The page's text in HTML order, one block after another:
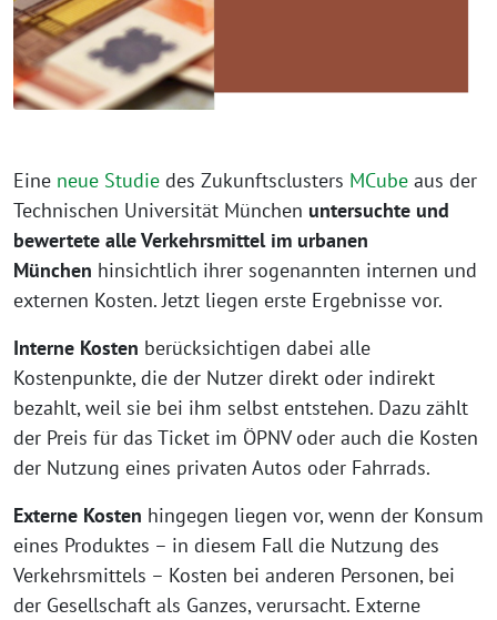
Eine neue Studie des Zukunftsclusters MCube aus der
Technischen Universität München untersuchte und
bewertete alle Verkehrsmittel im urbanen
München hinsichtlich ihrer sogenannten internen und
externen Kosten. Jetzt liegen erste Ergebnisse vor.
Interne Kosten berücksichtigen dabei alle
Kostenpunkte, die der Nutzer direkt oder indirekt
bezahlt, weil sie bei ihm selbst entstehen. Dazu zählt
der Preis für das Ticket im ÖPNV oder auch die Kosten
der Nutzung eines privaten Autos oder Fahrrads.
Externe Kosten hingegen liegen vor, wenn der Konsum
eines Produktes – in diesem Fall die Nutzung des
Verkehrsmittels – Kosten bei anderen Personen, bei
der Gesellschaft als Ganzes, verursacht. Externe